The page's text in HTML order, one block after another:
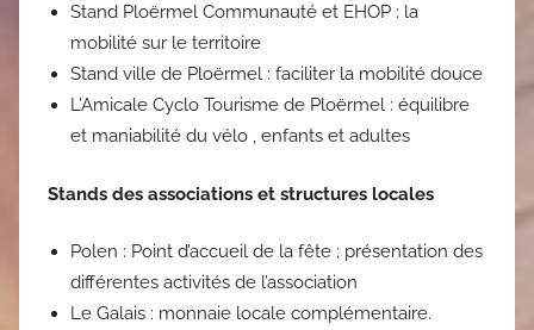
Stand Ploërmel Communauté et EHOP : la
mobilité sur le territoire
Stand ville de Ploërmel : faciliter la mobilité douce
L’Amicale Cyclo Tourisme de Ploërmel : équilibre
et maniabilité du vélo , enfants et adultes
Stands des associations et structures locales
Polen : Point d’accueil de la fête ; présentation des
différentes activités de l’association
Le Galais : monnaie locale complémentaire.